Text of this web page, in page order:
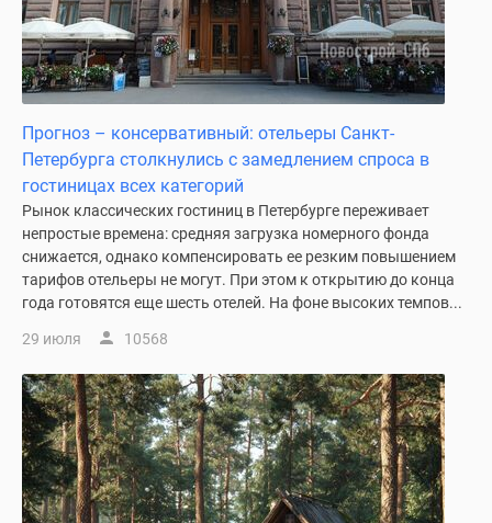
Прогноз – консервативный: отельеры Санкт-
Петербурга столкнулись с замедлением спроса в
гостиницах всех категорий
Рынок классических гостиниц в Петербурге переживает
непростые времена: средняя загрузка номерного фонда
снижается, однако компенсировать ее резким повышением
тарифов отельеры не могут. При этом к открытию до конца
года готовятся еще шесть отелей. На фоне высоких темпов...
29 июля 10568